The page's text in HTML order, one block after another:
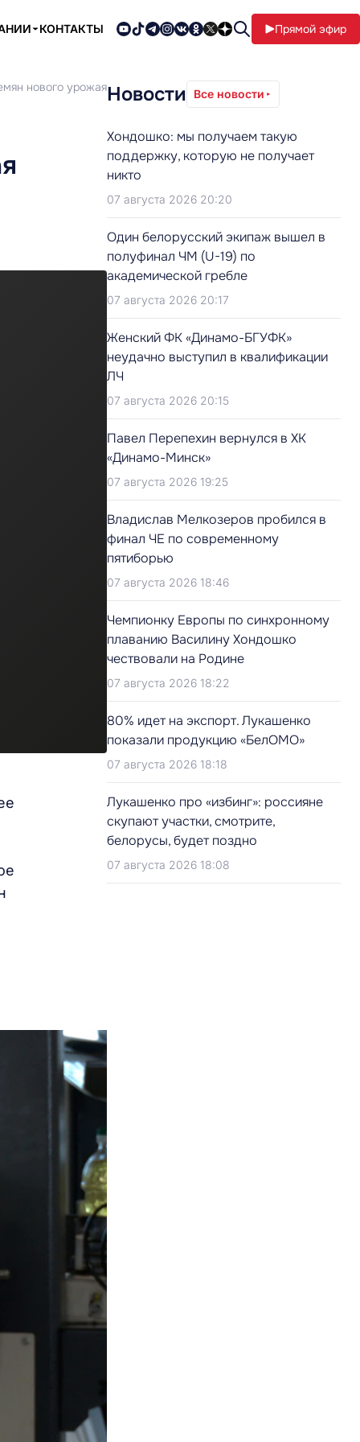
КОНТАКТЫ Прямой эфир
нового урожаяНовости Все новости
Хондошко: мы получаем такую
поддержку, которую не получает
никто
07 августа 2026 20:20
Один белорусский экипаж вышел в
полуфинал ЧМ (U-19) по
академической гребле
07 августа 2026 20:17
Женский ФК «Динамо-БГУФК»
неудачно выступил в квалификации
ЛЧ
07 августа 2026 20:15
Павел Перепехин вернулся в ХК
«Динамо-Минск»
07 августа 2026 19:25
Владислав Мелкозеров пробился в
финал ЧЕ по современному
пятиборью
07 августа 2026 18:46
Чемпионку Европы по синхронному
плаванию Василину Хондошко
чествовали на Родине
07 августа 2026 18:22
80% идет на экспорт. Лукашенко
показали продукцию «БелОМО»
07 августа 2026 18:18
Лукашенко про «избинг»: россияне
скупают участки, смотрите,
белорусы, будет поздно
07 августа 2026 18:08